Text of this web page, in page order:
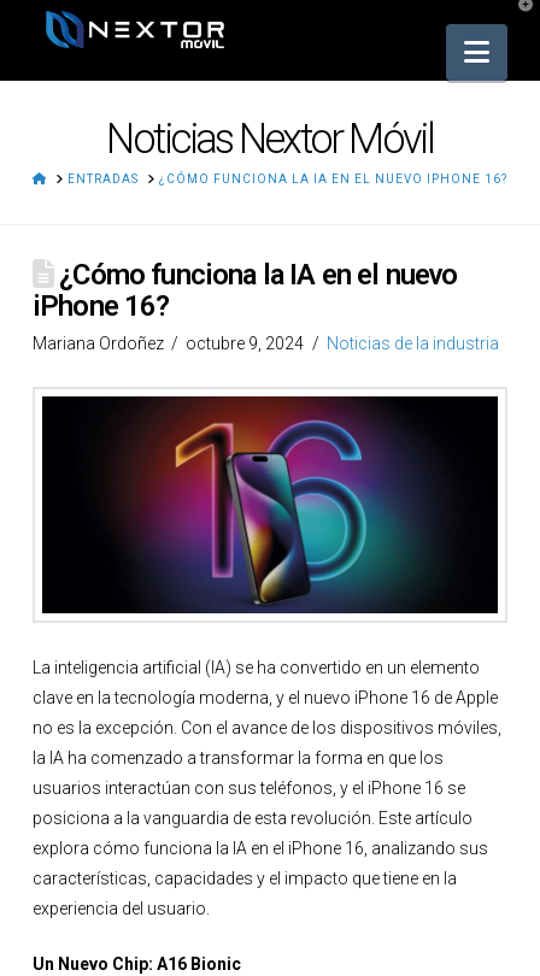
Noticias Nextor Móvil
HOMEENTRADAS ¿CÓMO FUNCIONA LA IA EN EL NUEVO IPHONE 16?
¿Cómo funciona la IA en el nuevo
iPhone 16?
Mariana Ordoñez octubre 9, 2024 Noticias de la industria
La inteligencia artificial (IA) se ha convertido en un elemento
clave en la tecnología moderna, y el nuevo iPhone 16 de Apple
no es la excepción. Con el avance de los dispositivos móviles,
la IA ha comenzado a transformar la forma en que los
usuarios interactúan con sus teléfonos, y el iPhone 16 se
posiciona a la vanguardia de esta revolución. Este artículo
explora cómo funciona la IA en el iPhone 16, analizando sus
características, capacidades y el impacto que tiene en la
experiencia del usuario.
Un Nuevo Chip: A16 Bionic